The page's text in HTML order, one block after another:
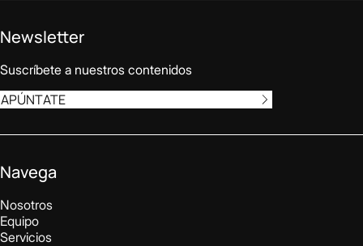
Newsletter
Suscríbete a nuestros contenidos
APÚNTATE
Navega
Nosotros
Equipo
Servicios